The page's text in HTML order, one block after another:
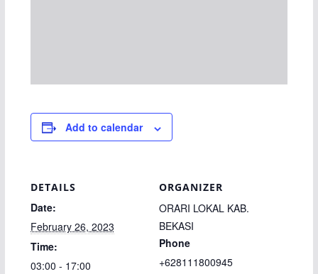
Add to calendar
DETAILS
Date:
February 26, 2023
Time:
03:00 - 17:00
ORGANIZER
ORARI LOKAL KAB.
BEKASI
Phone
+628111800945